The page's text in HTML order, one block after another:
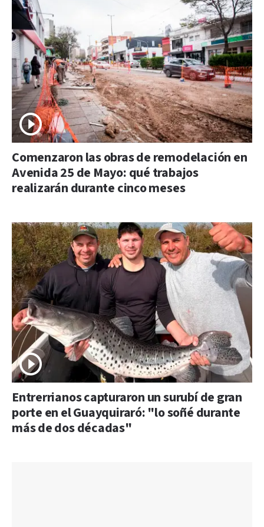
Comenzaron las obras de remodelación en
Avenida 25 de Mayo: qué trabajos
realizarán durante cinco meses
Entrerrianos capturaron un surubí de gran
porte en el Guayquiraró: "lo soñé durante
más de dos décadas"